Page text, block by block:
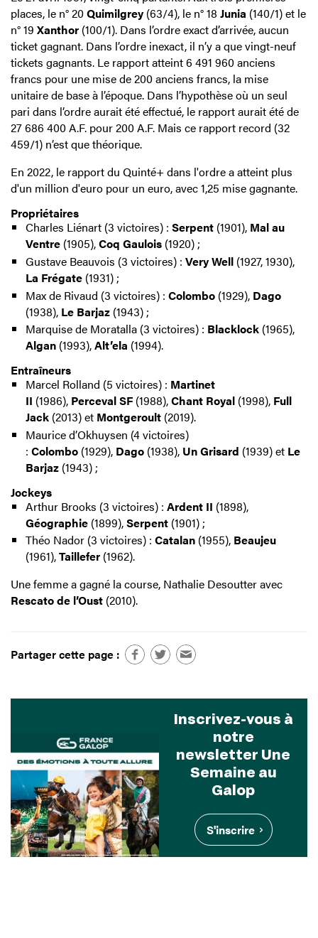
places, le n° 20Quimilgrey (63/4), le n° 18 Junia (140/1) et le
n° 19 Xanthor (100/1). Dans l’ordre exact d’arrivée, aucun
ticket gagnant. Dans l’ordre inexact, il n’y a que vingt-neuf
tickets gagnants. Le rapport atteint 6 491 960 anciens
francs pour une mise de 200 anciens francs, la mise
unitaire de base à l’époque. Dans l’hypothèse où un seul
pari dans l’ordre aurait été effectué, le rapport aurait été de
27 686 400 A.F. pour 200 A.F. Mais ce rapport record (32
459/1) n’est que théorique.
En 2022, le rapport du Quinté+ dans l'ordre a atteint plus
d'un million d'euro pour un euro, avec 1,25 mise gagnante.
Propriétaires
Charles Liénart (3 victoires) : Serpent(1901), Mal au
Ventre(1905),Coq Gaulois(1920) ;
Gustave Beauvois (3 victoires) : Very Well(1927, 1930),
La Frégate(1931) ;
Max de Rivaud (3 victoires) : Colombo(1929), Dago
(1938), Le Barjaz(1943) ;
Marquise de Moratalla (3 victoires) : Blacklock(1965),
Algan(1993),Alt’ela (1994).
Entraîneurs
Marcel Rolland (5 victoires) : Martinet
II (1986), PercevalSF(1988),Chant Royal(1998), Full
Jack(2013) et Montgeroult (2019).
Maurice d’Okhuysen (4 victoires)
: Colombo(1929), Dago(1938), UnGrisard (1939) et Le
Barjaz(1943) ;
Jockeys
Arthur Brooks (3 victoires) : Ardent II (1898),
Géographie(1899),Serpent(1901) ;
Théo Nador (3 victoires) : Catalan(1955), Beaujeu
(1961),Taillefer(1962).
Une femme a gagné la course, Nathalie Desoutter avec
Rescato de l’Oust (2010).
Partager cette page :
Inscrivez-vous à
notre
newsletter Une
Semaine au
Galop
S'inscrire